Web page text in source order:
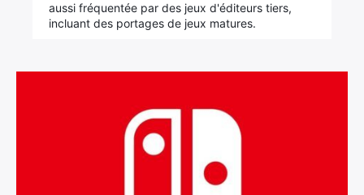
aussi fréquentée par des jeux d'éditeurs tiers,
incluant des portages de jeux matures.